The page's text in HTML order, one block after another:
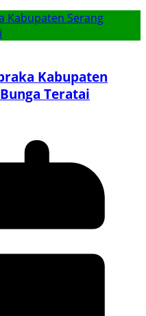
Kabupaten
Teratai